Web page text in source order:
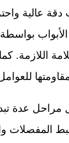
عالية
بواسطة
مراحل عدة
المفصلات